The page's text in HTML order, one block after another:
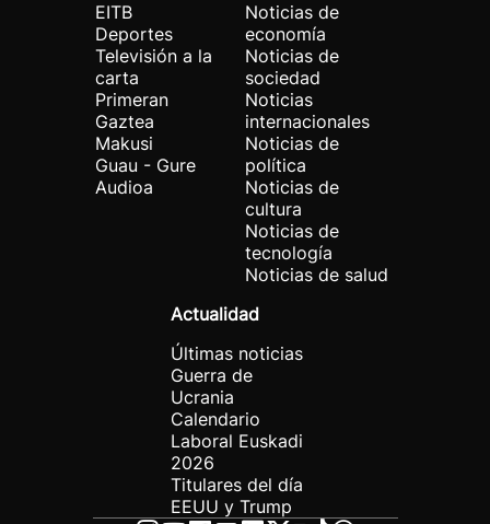
EITB
Deportes
Televisión a la
carta
Primeran
Gaztea
Makusi
Guau - Gure
Audioa
Noticias de
economía
Noticias de
sociedad
Noticias
internacionales
Noticias de
política
Noticias de
cultura
Noticias de
tecnología
Noticias de salud
Actualidad
Últimas noticias
Guerra de
Ucrania
Calendario
Laboral Euskadi
2026
Titulares del día
EEUU y Trump